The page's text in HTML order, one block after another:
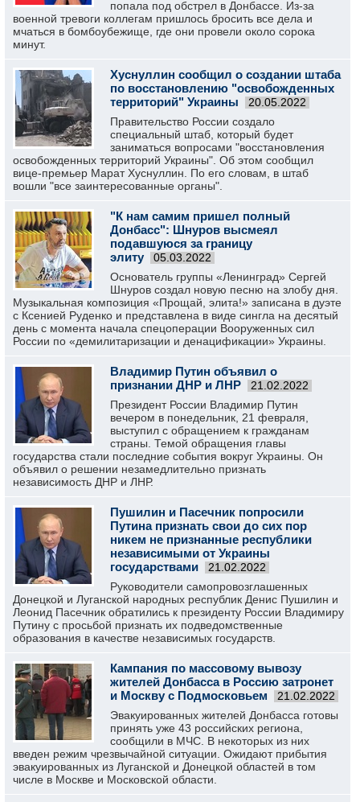
попала под обстрел в Донбассе. Из-за
военной тревоги коллегам пришлось бросить все дела и
мчаться в бомбоубежище, где они провели около сорока
минут.
Хуснуллин сообщил о создании штаба
по восстановлению "освобожденных
территорий" Украины
20.05.2022
Правительство России создало
специальный штаб, который будет
заниматься вопросами "восстановления
освобожденных территорий Украины". Об этом сообщил
вице-премьер Марат Хуснуллин. По его словам, в штаб
вошли "все заинтересованные органы".
"К нам самим пришел полный
Донбасс": Шнуров высмеял
подавшуюся за границу
элиту
05.03.2022
Основатель группы «Ленинград» Сергей
Шнуров создал новую песню на злобу дня.
Музыкальная композиция «Прощай, элита!» записана в дуэте
с Ксенией Руденко и представлена в виде сингла на десятый
день с момента начала спецоперации Вооруженных сил
России по «демилитаризации и денацификации» Украины.
Владимир Путин объявил о
признании ДНР и ЛНР
21.02.2022
Президент России Владимир Путин
вечером в понедельник, 21 февраля,
выступил с обращением к гражданам
страны. Темой обращения главы
государства стали последние события вокруг Украины. Он
объявил о решении незамедлительно признать
независимость ДНР и ЛНР.
Пушилин и Пасечник попросили
Путина признать свои до сих пор
никем не признанные республики
независимыми от Украины
государствами
21.02.2022
Руководители самопровозглашенных
Донецкой и Луганской народных республик Денис Пушилин и
Леонид Пасечник обратились к президенту России Владимиру
Путину с просьбой признать их подведомственные
образования в качестве независимых государств.
Кампания по массовому вывозу
жителей Донбасса в Россию затронет
и Москву с Подмосковьем
21.02.2022
Эвакуированных жителей Донбасса готовы
принять уже 43 российских региона,
сообщили в МЧС. В некоторых из них
введен режим чрезвычайной ситуации. Ожидают прибытия
эвакуированных из Луганской и Донецкой областей в том
числе в Москве и Московской области.